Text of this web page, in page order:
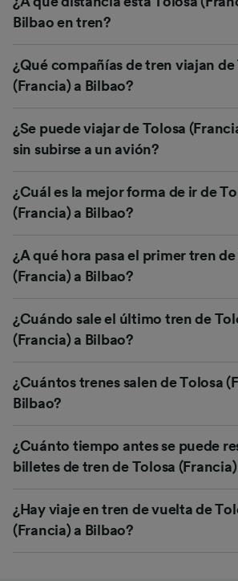
Bilbao en tren?
¿Qué compañías de tren viajan de
(Francia) a Bilbao?
¿Se puede viajar de Tolosa
sin subirse a un avión?
¿Cuál es la mejor forma de ir de
(Francia) a Bilbao?
¿A qué hora pasa el primer tren de
(Francia) a Bilbao?
¿Cuándo sale el último tren de
(Francia) a Bilbao?
¿Cuántos trenes salen de Tolosa
Bilbao?
¿Cuánto tiempo antes se puede
billetes de tren de Tolosa
¿Hay viaje en tren de vuelta de
(Francia) a Bilbao?